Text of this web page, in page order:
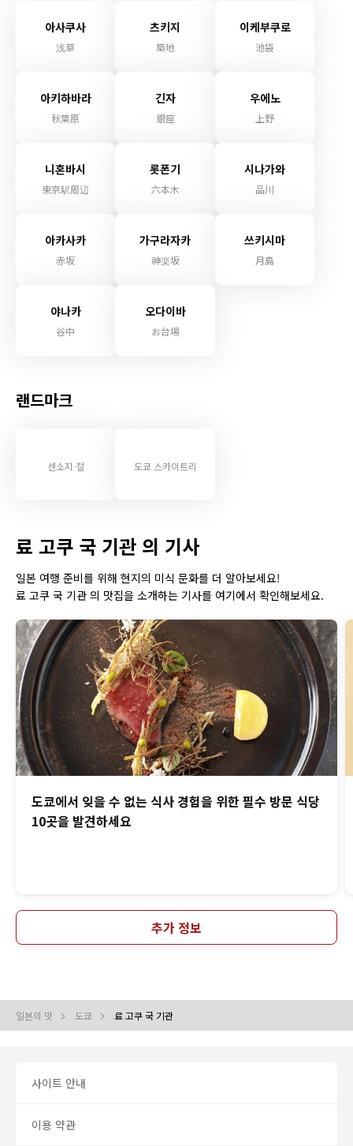
아사쿠사
浅草
츠키지
築地
이케부쿠로
池袋
아키하바라
秋葉原
긴자
銀座
우에노
上野
니혼바시
東京駅周辺
롯폰기
六本木
시나가와
品川
아카사카
赤坂
가구라자카
神楽坂
쓰키시마
月島
야나카
谷中
오다이바
お台場
랜드마크
센소지 절 도쿄 스카이트리
료 고쿠 국 기관 의 기사
일본 여행 준비를 위해 현지의 미식 문화를 더 알아보세요!
료 고쿠 국 기관 의 맛집을 소개하는 기사를 여기에서 확인해보세요.
도쿄에서 잊을 수 없는 식사 경험을 위한 필수 방문 식당
10곳을 발견하세요
추가 정보
일본의 맛 도쿄 료 고쿠 국 기관
사이트 안내
이용 약관